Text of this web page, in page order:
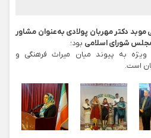
موبد دکتر مهربان پولادی به‌عنوان مشاور
مجلس شورای اسلامی بود؛
به پیوند میان میراث فرهنگی و
است.